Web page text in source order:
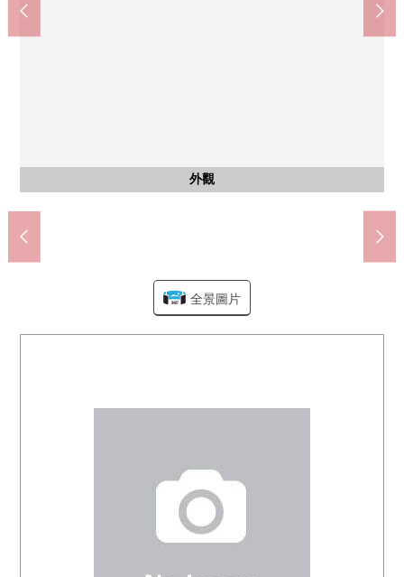
外觀
客廳
約18.9張塌塌米LDK
廚房
廚房
爐子
廚房
洗滌槽
公共汽車
浴室
洗臉
盥洗台
廁所
1F廁所
門口
客廳
約18.9張塌塌米LDK
收納
約18.9張塌塌米LDK
室內
約6.1張塌塌米西式房間
收納
嵌入式衣櫃(約6.1張塌塌米西式房間)
室內
約6.1張塌塌米西式房間
室內
約5.4張塌塌米西式房間
收納
壁櫥(約5.4張塌塌米西式房間)
室內
約5.4張塌塌米西式房間
室內
約5.0張塌塌米北側西式房間
收納
壁櫥(約5.0張塌塌米北側西式房間)
室內
約5.0張塌塌米北側西式房間
陽台
3F陽台
室內
約5.0張塌塌米南側西式房間
收納
壁櫥(約5.0張塌塌米南側西式房間)
室內
約5.0張塌塌米南側西式房間
陽台
廁所
2F廁所
外觀
停車場
停車位
含有前面道路的外觀
前面道路
客廳
約18.9張塌塌米LDK
外觀
含有前面道路的外觀
前面道路
7-Eleven埼玉宮原4丁目商店(約310m)
7-Eleven埼玉吉野町1丁目商店(約430m)
BREG埼玉吉野町商店(約600m)
埼玉市立宮原小學(約600m)
埼玉市立宮原中學(約830m)
全景圖片